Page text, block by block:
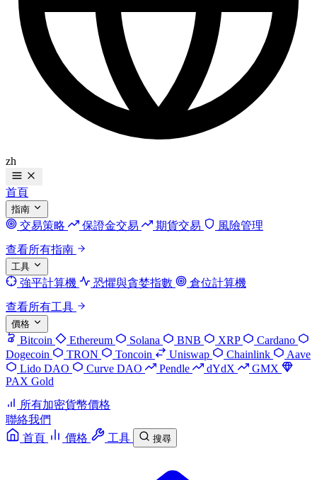
zh
首頁
指南
交易策略 保證金交易 期貨交易
風險管理
查看所有指南
工具
強平計算機 恐懼與貪婪指數
倉位計算機
查看所有工具
價格
Bitcoin Ethereum Solana BNB XRP
Cardano
Dogecoin
TRON Toncoin Uniswap Chainlink
Aave
Lido DAO
Curve DAO Pendle dYdX
GMX
PAX Gold
所有加密貨幣價格
聯絡我們
首頁
價格 工具 搜尋